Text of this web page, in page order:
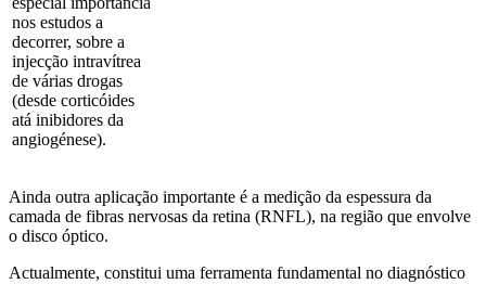
nos estudos a
decorrer, sobre a
injecção intravítrea
de várias drogas
(desde corticóides
atá inibidores da
angiogénese).
Ainda outra aplicação importante é a medição da espessura da
camada de fibras nervosas da retina (RNFL), na região que envolve
o disco óptico.
Actualmente, constitui uma ferramenta fundamental no diagnóstico